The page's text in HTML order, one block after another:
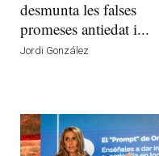
desmunta les falses
promeses antiedat i...
Jordi González